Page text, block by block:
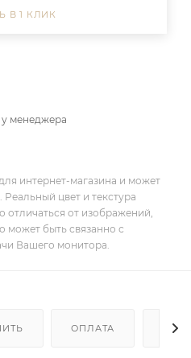
В 1 КЛИК
у менеджера
интернет-магазина и может
Реальный цвет и текстура
отличаться от изображений,
может быть связанно с
Вашего монитора.
ОПЛАТА